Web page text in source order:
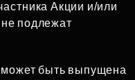
Акции и/или
подлежат
может быть выпущена